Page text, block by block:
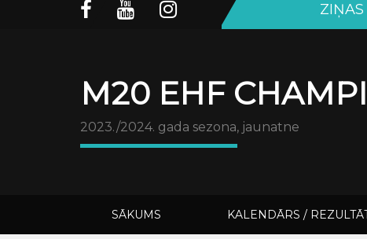
ZIŅAS
M20 EHF
2023./2024. gada sezona, jaunatne
SĀKUMS KALENDĀRS /